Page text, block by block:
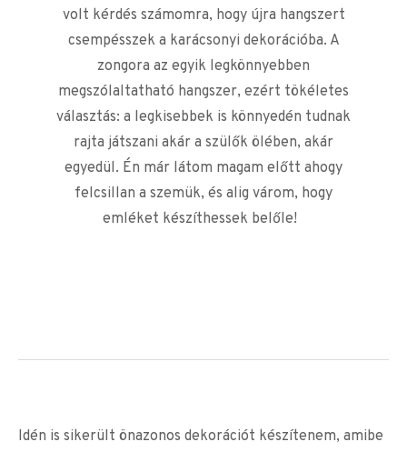
volt kérdés számomra, hogy újra hangszert
csempésszek a karácsonyi dekorációba. A
zongora az egyik legkönnyebben
megszólaltatható hangszer, ezért tökéletes
választás: a legkisebbek is könnyedén tudnak
rajta játszani akár a szülők ölében, akár
egyedül. Én már látom magam előtt ahogy
felcsillan a szemük, és alig várom, hogy
emléket készíthessek belőle!
Idén is sikerült önazonos dekorációt készítenem, amibe